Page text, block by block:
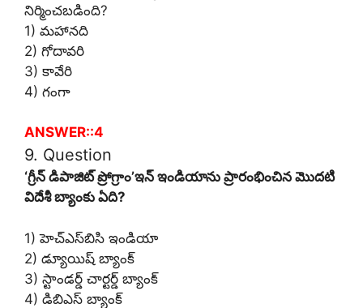
నిర్మించబడింది?
1) మహానది
2) గోదావరి
3) కావేరి
4) గంగా
ANSWER::4
9. Question
‘గ్రీన్ డిపాజిట్ ప్రోగ్రాం’ఇన్ ఇండియాను ప్రారంభించిన మొదటి
విదేశీ బ్యాంకు ఏది?
1) హెచ్‌ఎస్‌బిసి ఇండియా
2) డ్యూయిష్ బ్యాంక్
3) స్టాండర్డ్ చార్టర్డ్ బ్యాంక్
4) డిబిఎస్ బ్యాంక్